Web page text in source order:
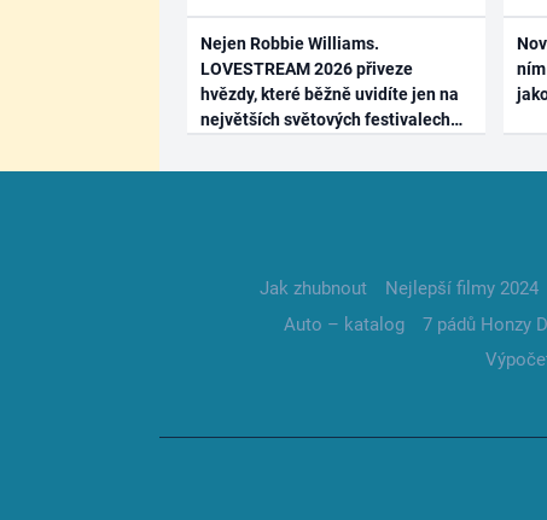
Nejen Robbie Williams.
LOVESTREAM 2026 přiveze
hvězdy, které běžně uvidíte jen na
největších světových festivalech
Jak zhubnout Nejlepší filmy 2024
Auto – katalog
7 pádů Honzy